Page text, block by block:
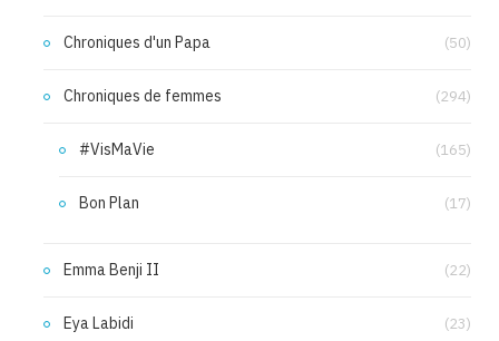
Chroniques d'un Papa (50)
Chroniques de femmes (294)
#VisMaVie (165)
Bon Plan (17)
Emma Benji II (22)
Eya Labidi (23)